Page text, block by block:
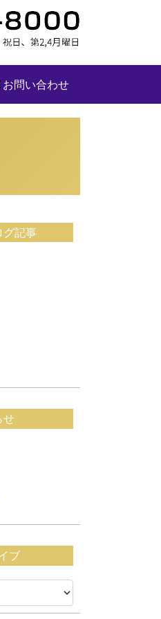
お問い合わせ
グ記事
せ
ブ